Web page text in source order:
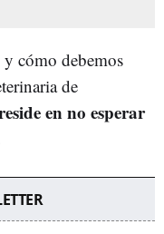
y cómo debemos
de
en no esperar